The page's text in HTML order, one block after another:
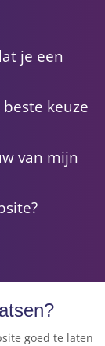
je een
keuze
van mijn
goed te laten